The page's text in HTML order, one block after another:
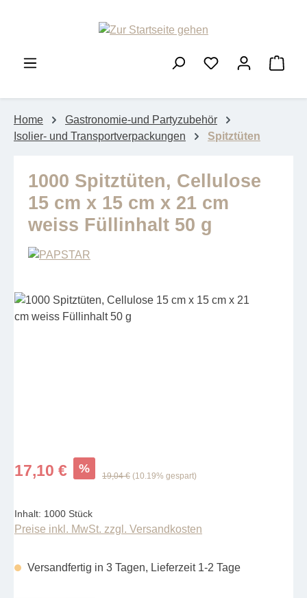
Home
Gastronomie-und Partyzubehör
Isolier- und Transportverpackungen
Spitztüten
1000 Spitztüten, Cellulose
15 cm x 15 cm x 21 cm
weiss Füllinhalt 50 g
Bildergalerie überspringen
17,10 € %
19,04 € (10.19% gespart)
Inhalt: 1000 Stück
Preise inkl. MwSt. zzgl. Versandkosten
Versandfertig in 3 Tagen, Lieferzeit 1-2 Tage